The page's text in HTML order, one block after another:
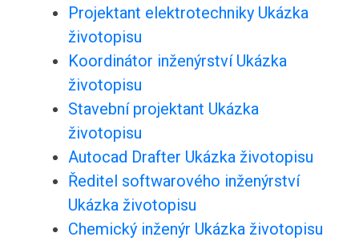
Projektant elektrotechniky Ukázka
životopisu
Koordinátor inženýrství Ukázka
životopisu
Stavební projektant Ukázka
životopisu
Autocad Drafter Ukázka životopisu
Ředitel softwarového inženýrství
Ukázka životopisu
Chemický inženýr Ukázka životopisu